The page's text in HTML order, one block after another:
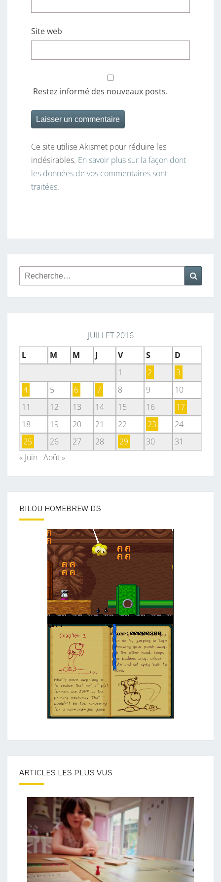
Site web
Restez informé des nouveaux posts.
Ce site utilise Akismet pour réduire les
indésirables. En savoir plus sur la façon dont
les données de vos commentaires sont
traitées.
Rechercher :
JUILLET 2016
L
M M J V S
D
1
2
3
4
5 6 7 8 9
10
11
12 13 14 15 16
17
18
19 20 21 22 23
24
25
26 27 28 29 30
31
« Juin Août »
BILOU HOMEBREW DS
ARTICLES LES PLUS VUS